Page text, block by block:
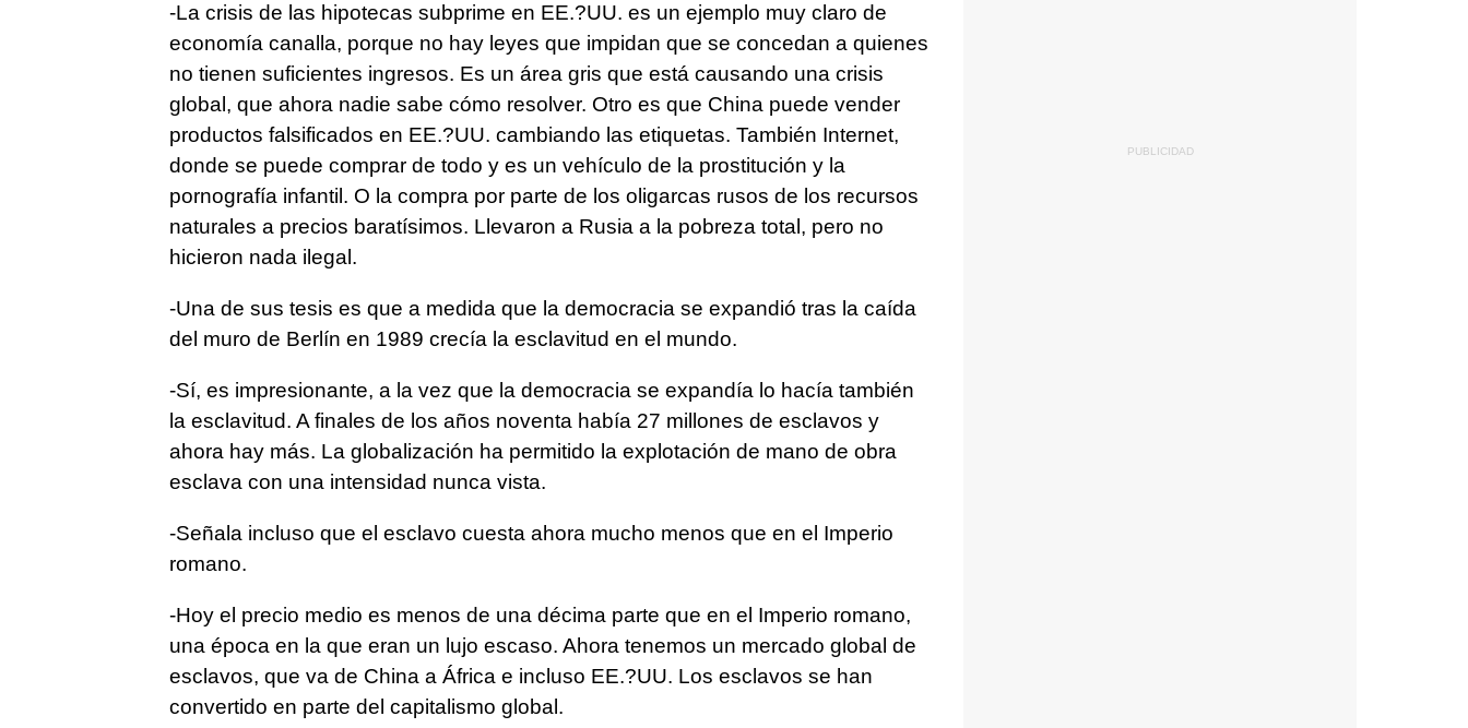
-La crisis de las hipotecas subprime en EE.?UU. es un ejemplo muy claro de
economía canalla, porque no hay leyes que impidan que se concedan a quienes
no tienen suficientes ingresos. Es un área gris que está causando una crisis
global, que ahora nadie sabe cómo resolver. Otro es que China puede vender
productos falsificados en EE.?UU. cambiando las etiquetas. También Internet,
donde se puede comprar de todo y es un vehículo de la prostitución y la
pornografía infantil. O la compra por parte de los oligarcas rusos de los recursos
naturales a precios baratísimos. Llevaron a Rusia a la pobreza total, pero no
hicieron nada ilegal.
-Una de sus tesis es que a medida que la democracia se expandió tras la caída
del muro de Berlín en 1989 crecía la esclavitud en el mundo.
-Sí, es impresionante, a la vez que la democracia se expandía lo hacía también
la esclavitud. A finales de los años noventa había 27 millones de esclavos y
ahora hay más. La globalización ha permitido la explotación de mano de obra
esclava con una intensidad nunca vista.
-Señala incluso que el esclavo cuesta ahora mucho menos que en el Imperio
romano.
-Hoy el precio medio es menos de una décima parte que en el Imperio romano,
una época en la que eran un lujo escaso. Ahora tenemos un mercado global de
esclavos, que va de China a África e incluso EE.?UU. Los esclavos se han
convertido en parte del capitalismo global.